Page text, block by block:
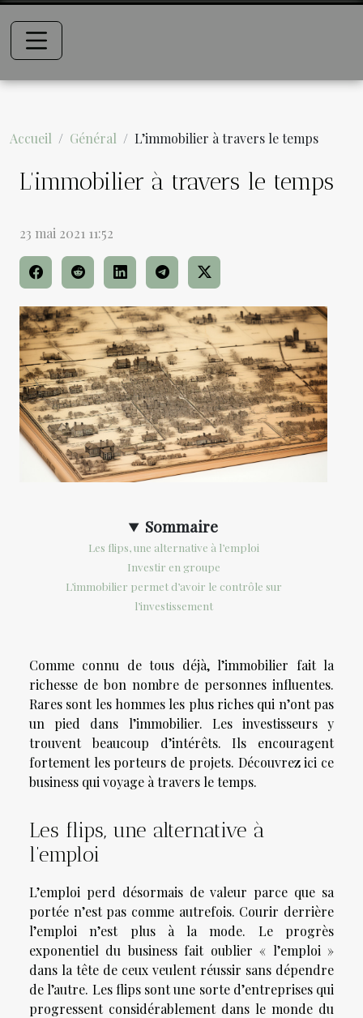
Accueil Général L’immobilier à travers le temps
L’immobilier à travers le temps
23 mai 2021 11:52
Sommaire
Les flips, une alternative à l’emploi
Investir en groupe
L’immobilier permet d’avoir le contrôle sur
l’investissement
Comme connu de tous déjà, l’immobilier fait la
richesse de bon nombre de personnes influentes.
Rares sont les hommes les plus riches qui n’ont pas
un pied dans l’immobilier. Les investisseurs y
trouvent beaucoup d’intérêts. Ils encouragent
fortement les porteurs de projets. Découvrez ici ce
business qui voyage à travers le temps.
Les flips, une alternative à
l’emploi
L’emploi perd désormais de valeur parce que sa
portée n’est pas comme autrefois. Courir derrière
l’emploi n’est plus à la mode. Le progrès
exponentiel du business fait oublier « l’emploi »
dans la tête de ceux veulent réussir sans dépendre
de l’autre. Les flips sont une sorte d’entreprises qui
progressent considérablement dans le monde du